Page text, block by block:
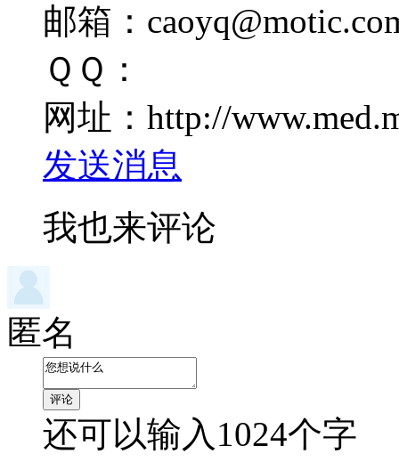
邮箱：
ＱＱ：
网址： http://
发送消息
我也来评论
匿名
还可以输入 1024个字